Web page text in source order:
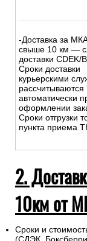
-Доставка за
свыше 10 км —
доставки CDEK/
Сроки доставки
курьерскими
рассчитываются
автоматически
оформлении
Сроки отгрузки
пункта приема
2.
10км от
Сроки и